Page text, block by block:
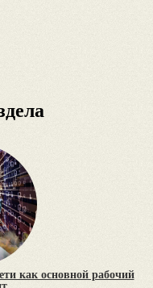
как основной рабочий